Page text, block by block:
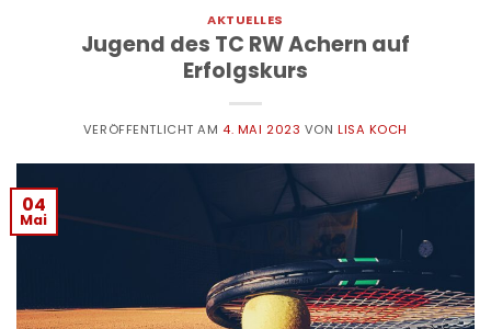
AKTUELLES
Jugend des TC RW Achern auf
Erfolgskurs
VERÖFFENTLICHT AM 4. MAI 2023 VONLISA KOCH
04
Mai